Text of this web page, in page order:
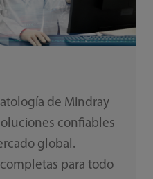
de Mindray
confiables
global.
para todo